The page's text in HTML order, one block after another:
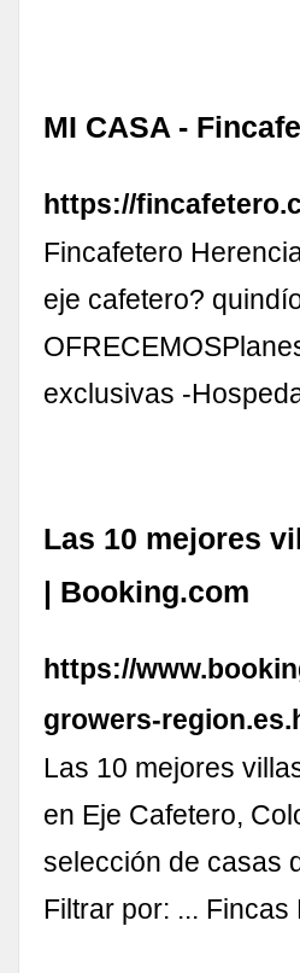
MI CASA -
https://
Fincafetero
eje cafetero?
exclusivas -
Las 10 mejores
| Booking.com
https://
growers-
Las 10 mejores
en Eje Cafetero,
selección de casas
Filtrar por: ...